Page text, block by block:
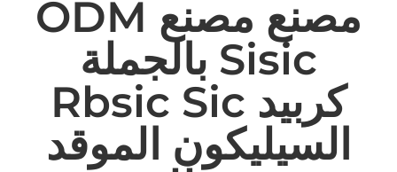
ODM مصنع مصنع
بالجملة Sisic
Rbsic Sic كربيد
السيليكون الموقد